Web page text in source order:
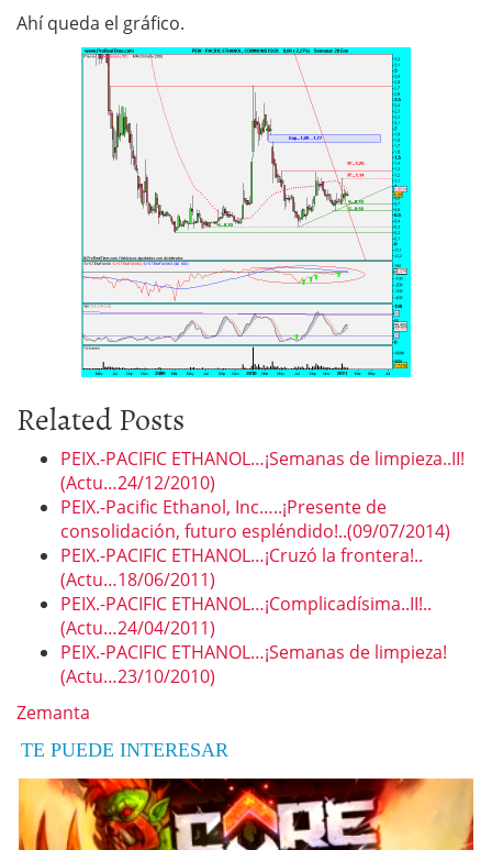
Ahí queda el gráfico.
Related Posts
PEIX.-PACIFIC ETHANOL…¡Semanas de limpieza..II!
(Actu…24/12/2010)
PEIX.-Pacific Ethanol, Inc…..¡Presente de
consolidación, futuro espléndido!..(09/07/2014)
PEIX.-PACIFIC ETHANOL…¡Cruzó la frontera!..
(Actu…18/06/2011)
PEIX.-PACIFIC ETHANOL…¡Complicadísima..II!..
(Actu…24/04/2011)
PEIX.-PACIFIC ETHANOL…¡Semanas de limpieza!
(Actu…23/10/2010)
Zemanta
TE PUEDE INTERESAR